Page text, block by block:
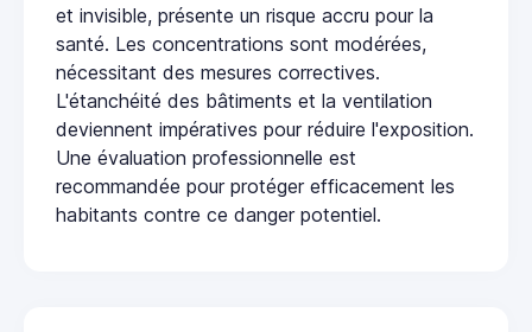
et invisible, présente un risque accru pour la
santé. Les concentrations sont modérées,
nécessitant des mesures correctives.
L'étanchéité des bâtiments et la ventilation
deviennent impératives pour réduire l'exposition.
Une évaluation professionnelle est
recommandée pour protéger efficacement les
habitants contre ce danger potentiel.